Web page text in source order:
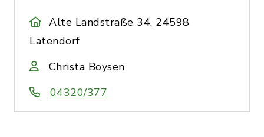
Alte Landstraße 34, 24598
Latendorf
Christa Boysen
04320/377